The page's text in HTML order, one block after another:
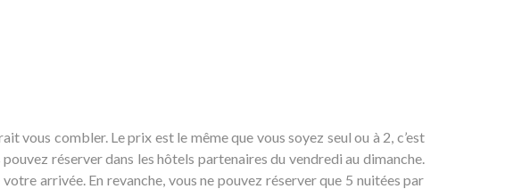
vous combler. Le prix est le même que vous soyez seul ou à 2, c’est
réserver dans les hôtels partenaires du vendredi au dimanche.
arrivée. En revanche, vous ne pouvez réserver que 5 nuitées par